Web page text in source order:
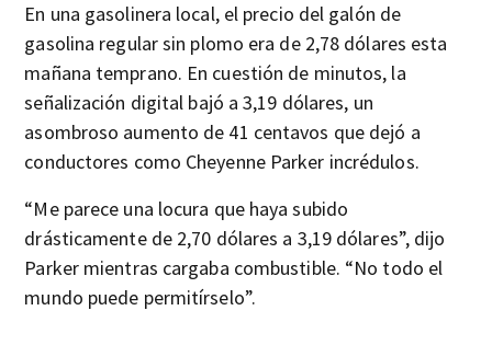
En una gasolinera local, el precio del galón de
gasolina regular sin plomo era de 2,78 dólares esta
mañana temprano. En cuestión de minutos, la
señalización digital bajó a 3,19 dólares, un
asombroso aumento de 41 centavos que dejó a
conductores como Cheyenne Parker incrédulos.
“Me parece una locura que haya subido
drásticamente de 2,70 dólares a 3,19 dólares”, dijo
Parker mientras cargaba combustible. “No todo el
mundo puede permitírselo”.